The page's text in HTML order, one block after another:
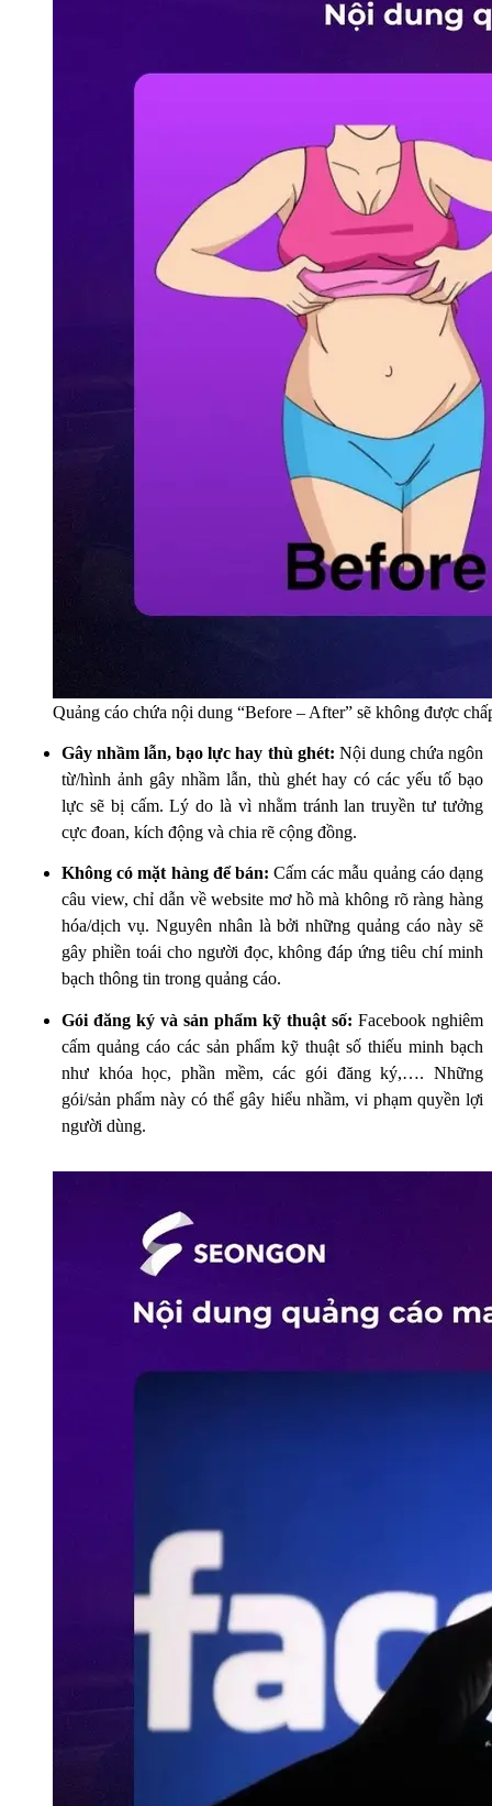
Quảng cáo chứa nội dung “Before – After” sẽ không được
Gây nhầm lẫn, bạo lực hay thù ghét: Nội dung chứa ngôn
từ/hình ảnh gây nhầm lẫn, thù ghét hay có các yếu tố bạo
lực sẽ bị cấm. Lý do là vì nhằm tránh lan truyền tư tưởng
cực đoan, kích động và chia rẽ cộng đồng.
Không có mặt hàng để bán:Cấm các mẫu quảng cáo dạng
câu view, chỉ dẫn về website mơ hồ mà không rõ ràng hàng
hóa/dịch vụ. Nguyên nhân là bởi những quảng cáo này sẽ
gây phiền toái cho người đọc, không đáp ứng tiêu chí minh
bạch thông tin trong quảng cáo.
Gói đăng ký và sản phẩm kỹ thuật số: Facebook nghiêm
cấm quảng cáo các sản phẩm kỹ thuật số thiếu minh bạch
như khóa học, phần mềm, các gói đăng ký,…. Những
gói/sản phẩm này có thể gây hiểu nhầm, vi phạm quyền lợi
người dùng.